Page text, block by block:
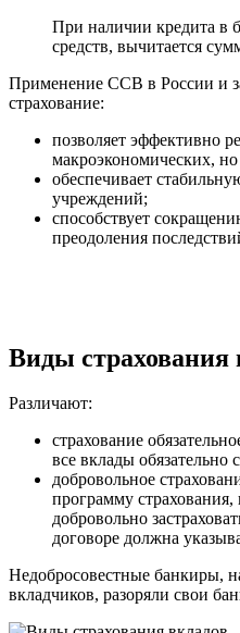
При наличии кредита в
средств, вычитается
Применение ССВ в России и
страхование:
позволяет эффективно
макроэкономических,
обеспечивает
учреждений;
способствует
преодоления
Виды страхования
Различают:
страхование
все вклады обязательно
добровольное
программу
добровольно
договоре должна
Недобросовестные банкиры,
вкладчиков, разоряли свои